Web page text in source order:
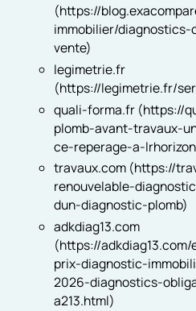
(https://
immobilier/
vente)
legimetrie.fr
(https://legimetrie.fr/
quali-forma.fr (https://
plomb-avant-travaux-
ce-reperage-a-
travaux.com (https://
renouvelable-
dun-diagnostic-plomb)
adkdiag13.com
(https://
prix-diagnostic-
2026-diagnostics-
a213.html)